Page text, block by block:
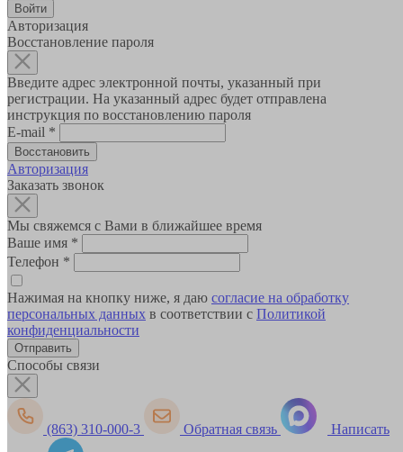
Авторизация
Восстановление пароля
Введите адрес электронной почты, указанный при
регистрации. На указанный адрес будет отправлена
инструкция по восстановлению пароля
E-mail *
Авторизация
Заказать звонок
Мы свяжемся с Вами в ближайшее время
Ваше имя *
Телефон *
Нажимая на кнопку ниже, я даю согласие на обработку
персональных данных в соответствии с Политикой
конфиденциальности
Способы связи
(863) 310-000-3 Обратная связь Написать